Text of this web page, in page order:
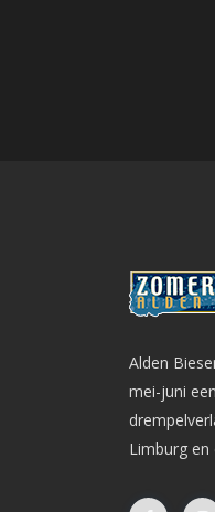
Alden
mei-juni
Limburg en